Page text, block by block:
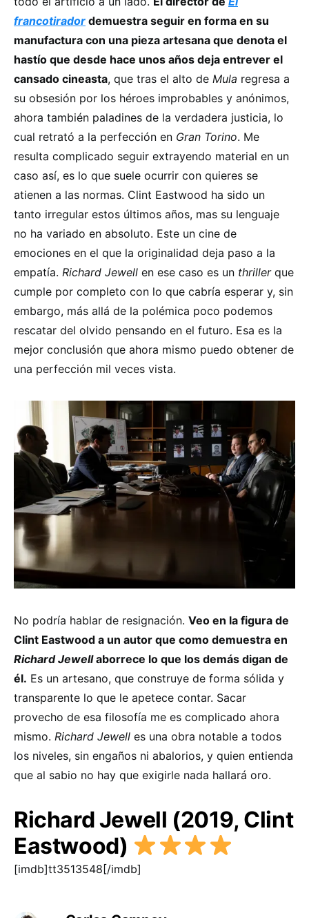
francotirador demuestra seguir en forma en su
manufactura con una pieza artesana que denota el
hastío que desde hace unos años deja entrever el
cansado cineasta, que tras el alto de Mula regresa a
su obsesión por los héroes improbables y anónimos,
ahora también paladines de la verdadera justicia, lo
cual retrató a la perfección en Gran Torino. Me
resulta complicado seguir extrayendo material en un
caso así, es lo que suele ocurrir con quieres se
atienen a las normas. Clint Eastwood ha sido un
tanto irregular estos últimos años, mas su lenguaje
no ha variado en absoluto. Este un cine de
emociones en el que la originalidad deja paso a la
empatía. Richard Jewell en ese caso es un thrillerque
cumple por completo con lo que cabría esperar y, sin
embargo, más allá de la polémica poco podemos
rescatar del olvido pensando en el futuro. Esa es la
mejor conclusión que ahora mismo puedo obtener de
una perfección mil veces vista.
No podría hablar de resignación. Veo en la figura de
Clint Eastwood a un autor que como demuestra en
Richard Jewellaborrece lo que los demás digan de
él. Es un artesano, que construye de forma sólida y
transparente lo que le apetece contar. Sacar
provecho de esa filosofía me es complicado ahora
mismo. Richard Jewell es una obra notable a todos
los niveles, sin engaños ni abalorios, y quien entienda
que al sabio no hay que exigirle nada hallará oro.
Richard Jewell (2019, Clint
Eastwood)
[imdb]tt3513548[/imdb]